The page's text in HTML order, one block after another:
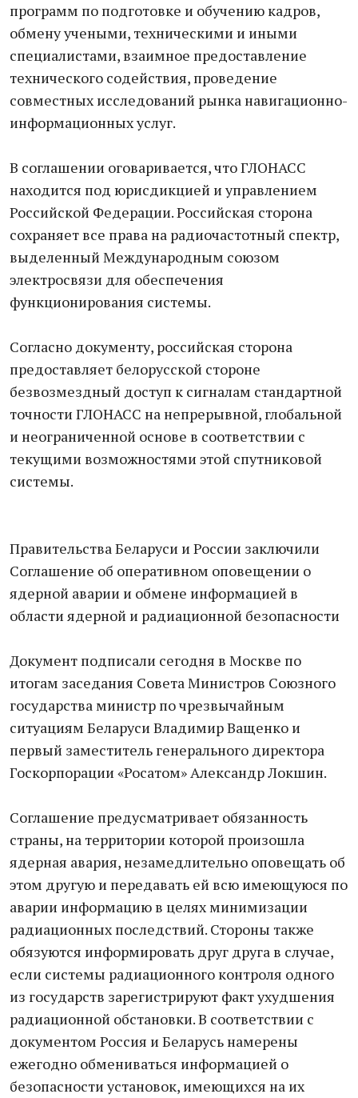
программ по подготовке и обучению кадров,
обмену учеными, техническими и иными
специалистами, взаимное предоставление
технического содействия, проведение
совместных исследований рынка навигационно-
информационных услуг.
В соглашении оговаривается, что ГЛОНАСС
находится под юрисдикцией и управлением
Российской Федерации. Российская сторона
сохраняет все права на радиочастотный спектр,
выделенный Международным союзом
электросвязи для обеспечения
функционирования системы.
Согласно документу, российская сторона
предоставляет белорусской стороне
безвозмездный доступ к сигналам стандартной
точности ГЛОНАСС на непрерывной, глобальной
и неограниченной основе в соответствии с
текущими возможностями этой спутниковой
системы.
Правительства Беларуси и России заключили
Соглашение об оперативном оповещении о
ядерной аварии и обмене информацией в
области ядерной и радиационной безопасности
Документ подписали сегодня в Москве по
итогам заседания Совета Министров Союзного
государства министр по чрезвычайным
ситуациям Беларуси Владимир Ващенко и
первый заместитель генерального директора
Госкорпорации «Росатом» Александр Локшин.
Соглашение предусматривает обязанность
страны, на территории которой произошла
ядерная авария, незамедлительно оповещать об
этом другую и передавать ей всю имеющуюся по
аварии информацию в целях минимизации
радиационных последствий. Стороны также
обязуются информировать друг друга в случае,
если системы радиационного контроля одного
из государств зарегистрируют факт ухудшения
радиационной обстановки. В соответствии с
документом Россия и Беларусь намерены
ежегодно обмениваться информацией о
безопасности установок, имеющихся на их